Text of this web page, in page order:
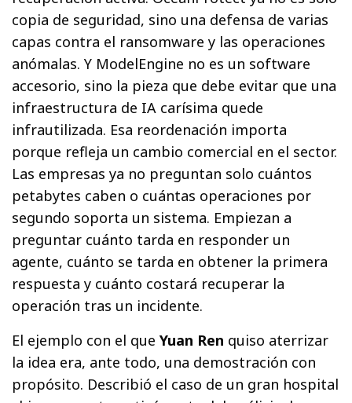
copia de seguridad, sino una defensa de varias
capas contra el ransomware y las operaciones
anómalas. Y ModelEngine no es un software
accesorio, sino la pieza que debe evitar que una
infraestructura de IA carísima quede
infrautilizada. Esa reordenación importa
porque refleja un cambio comercial en el sector.
Las empresas ya no preguntan solo cuántos
petabytes caben o cuántas operaciones por
segundo soporta un sistema. Empiezan a
preguntar cuánto tarda en responder un
agente, cuánto se tarda en obtener la primera
respuesta y cuánto costará recuperar la
operación tras un incidente.
El ejemplo con el queYuan Ren quiso aterrizar
la idea era, ante todo, una demostración con
propósito. Describió el caso de un gran hospital